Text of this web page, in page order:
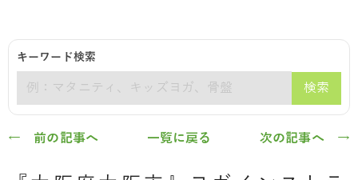
キーワード検索
検索
← 前の記事へ 一覧に戻る 次の記事へ →